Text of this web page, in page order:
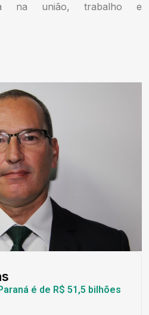
na união, trabalho e
é de R$ 51,5 bilhões